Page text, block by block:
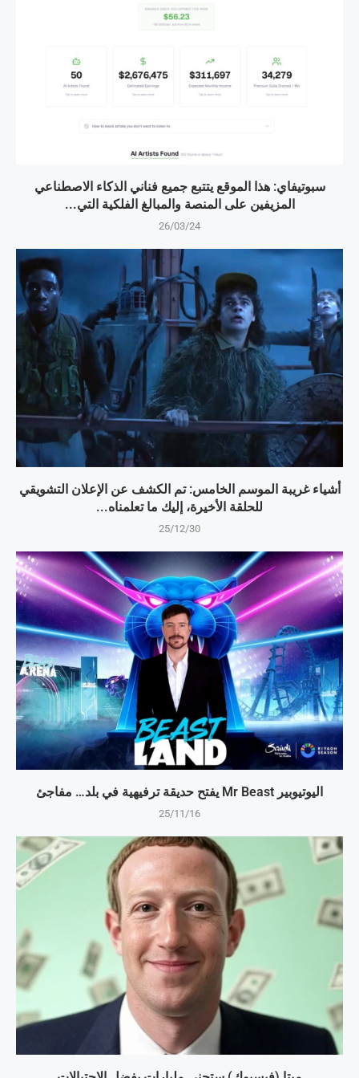
سبوتيفاي: هذا الموقع يتتبع جميع فناني الذكاء الاصطناعي
المزيفين على المنصة والمبالغ الفلكية التي...
26/03/24
أشياء غريبة الموسم الخامس: تم الكشف عن الإعلان التشويقي
للحلقة الأخيرة، إليك ما تعلمناه...
25/12/30
اليوتيوبير Mr Beast يفتح حديقة ترفيهية في بلد… مفاجئ
25/11/16